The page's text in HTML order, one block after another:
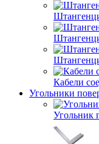
Кабели
Угольники
Угольник